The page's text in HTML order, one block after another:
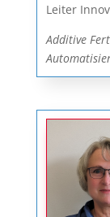
Leiter
Additive